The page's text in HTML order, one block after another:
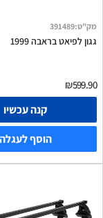
מק"ט:
391489
גגון לפיאט בראבה 1999
₪599.90
קנה עכשיו
הוסף לעגלה